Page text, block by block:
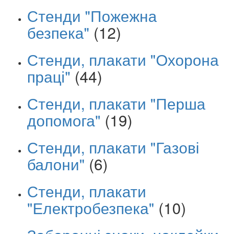
Стенди "Пожежна
безпека" (12)
Стенди, плакати "Охорона
праці" (44)
Стенди, плакати "Перша
допомога" (19)
Стенди, плакати "Газові
балони" (6)
Стенди, плакати
"Електробезпека" (10)